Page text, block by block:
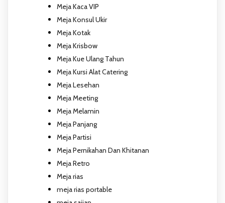
Meja Kaca VIP
Meja Konsul Ukir
Meja Kotak
Meja Krisbow
Meja Kue Ulang Tahun
Meja Kursi Alat Catering
Meja Lesehan
Meja Meeting
Meja Melamin
Meja Panjang
Meja Partisi
Meja Pernikahan Dan Khitanan
Meja Retro
Meja rias
meja rias portable